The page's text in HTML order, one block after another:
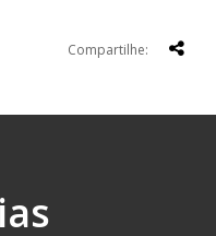
Compartilhe: